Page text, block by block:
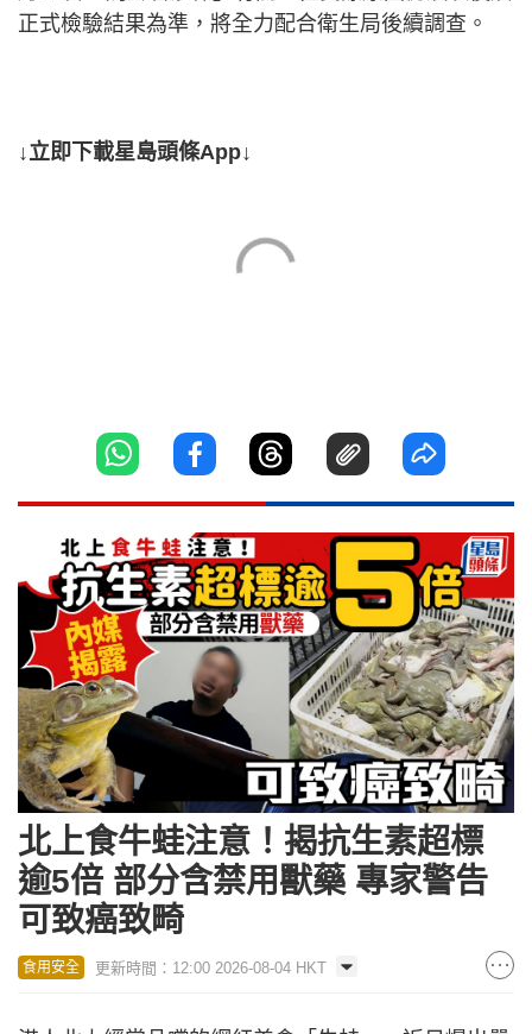
正式檢驗結果為準，將全力配合衛生局後續調查。
↓立即下載星島頭條App↓
北上食牛蛙注意！揭抗生素超標
逾5倍 部分含禁用獸藥 專家警告
可致癌致畸
食用安全 更新時間：12:00 2026-08-04 HKT